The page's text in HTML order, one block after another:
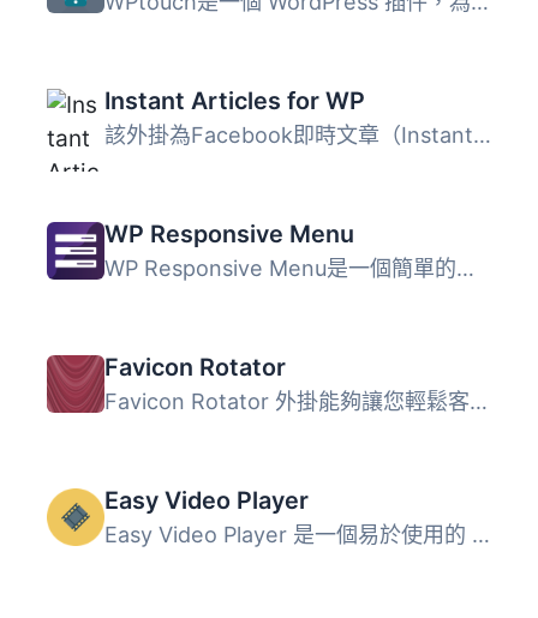
Instant Articles for WP
該外掛為Facebook即時文章（Instant Articles）新增支援，Fac...
WP Responsive Menu
WP Responsive Menu是一個簡單的外掛，可以讓您在WordPress網...
Favicon Rotator
Favicon Rotator 外掛能夠讓您輕鬆客製化您網站上的圖示。只...
Easy Video Player
Easy Video Player 是一個易於使用的 WordPress 影片外掛程式...